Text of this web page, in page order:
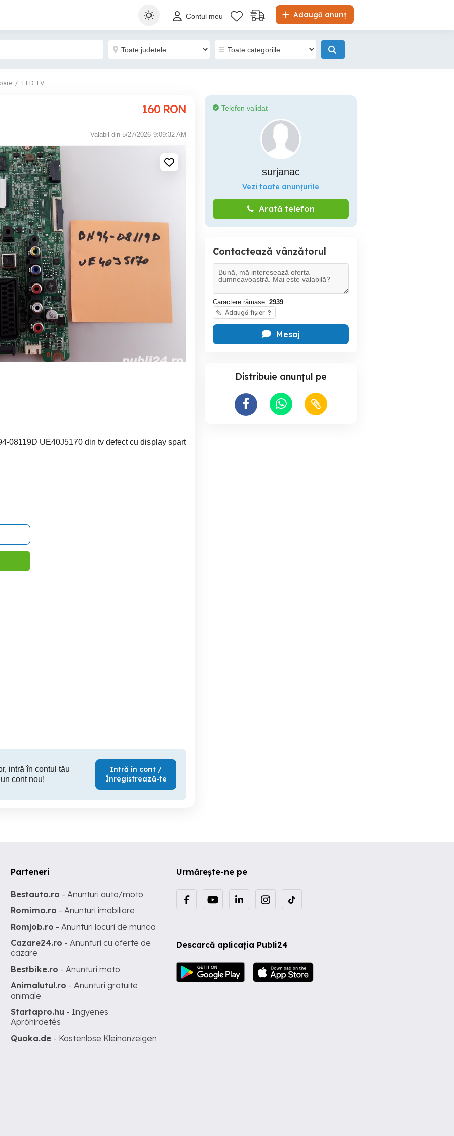
Adaugă anunț
Contul meu
LED TV
160 RON
Valabil din 5/27/2026 9:09:32 AM
08119D UE40J5170 din tv defect cu display spart
intră în contul tău
cont nou!
Intră în cont /
Înregistrează-te
Telefon validat
surjanac
Vezi toate anunțurile
Arată telefon
Contactează vânzătorul
Caractere rămase: 2939
Adaugă fișier ?
Mesaj
Distribuie anunțul pe
Urmărește-ne pe
Descarcă aplicația Publi24
Parteneri
Bestauto.ro - Anunturi auto/moto
Romimo.ro - Anunturi imobiliare
Romjob.ro - Anunturi locuri de munca
Cazare24.ro - Anunturi cu oferte de
cazare
Bestbike.ro - Anunturi moto
Animalutul.ro - Anunturi gratuite
animale
Startapro.hu - Ingyenes
Apróhirdetés
Quoka.de - Kostenlose Kleinanzeigen